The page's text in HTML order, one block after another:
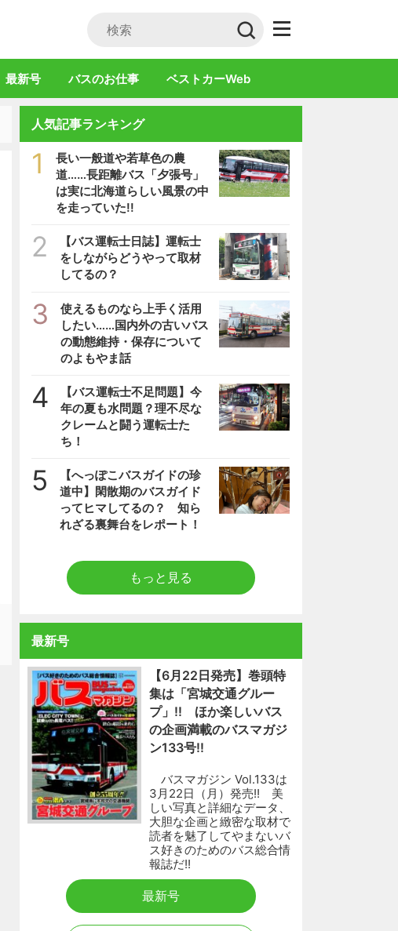
最新号 バスのお仕事 ベストカーWeb
人気記事ランキング
1
長い一般道や若草色の農
道……長距離バス「夕張号」
は実に北海道らしい風景の中
を走っていた!!
2
【バス運転士日誌】運転士
をしながらどうやって取材
してるの？
3
使えるものなら上手く活用
したい……国内外の古いバス
の動態維持・保存について
のよもやま話
4
【バス運転士不足問題】今
年の夏も水問題？理不尽な
クレームと闘う運転士た
ち！
5
【へっぽこバスガイドの珍
道中】閑散期のバスガイド
ってヒマしてるの？ 知ら
れざる裏舞台をレポート！
もっと見る
最新号
【6月22日発売】巻頭特
集は「宮城交通グルー
プ」!! ほか楽しいバス
の企画満載のバスマガジ
ン133号!!
バスマガジン Vol.133は
3月22日（月）発売!! 美
しい写真と詳細なデータ、
大胆な企画と緻密な取材で
読者を魅了してやまないバ
ス好きのためのバス総合情
報誌だ!!
最新号